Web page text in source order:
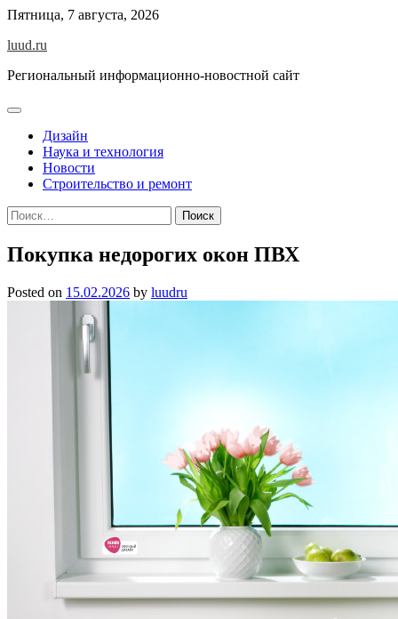
Skip
content
Пятница, 7 августа, 2026
luud.ru
Региональный информационно-новостной сайт
Дизайн
Наука и технология
Новости
Строительство и ремонт
Найти:
Покупка недорогих окон ПВХ
Posted on 15.02.2026 by luudru